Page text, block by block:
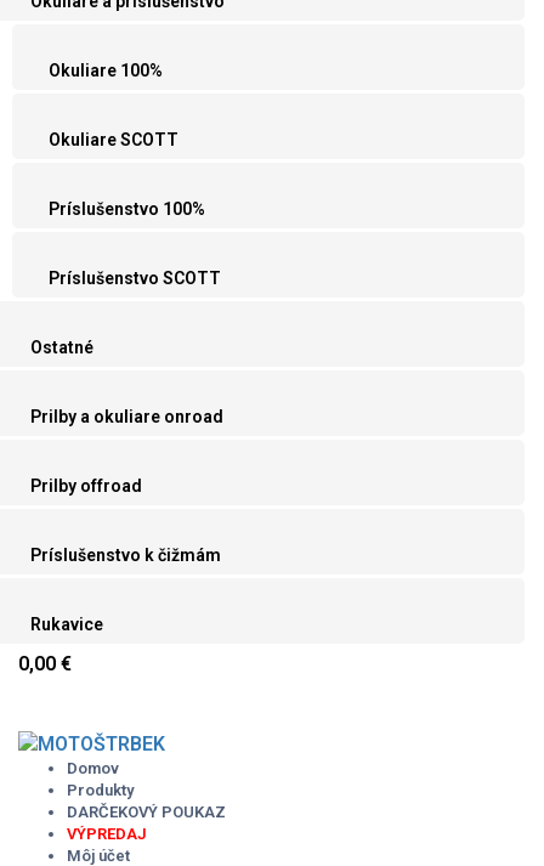
Okuliare 100%
Okuliare SCOTT
Príslušenstvo 100%
Príslušenstvo SCOTT
Ostatné
Prilby a okuliare onroad
Prilby offroad
Príslušenstvo k čižmám
Rukavice
0,00 €
contentDomov
Produkty
DARČEKOVÝ POUKAZ
VÝPREDAJ
Môj účet